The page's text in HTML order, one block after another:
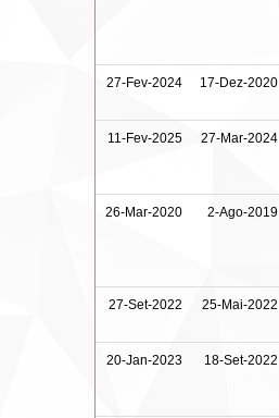
27-Fev-2024 17-Dez-2020
11-Fev-2025 27-Mar-2024
26-Mar-2020 2-Ago-2019
27-Set-2022 25-Mai-2022
20-Jan-2023 18-Set-2022